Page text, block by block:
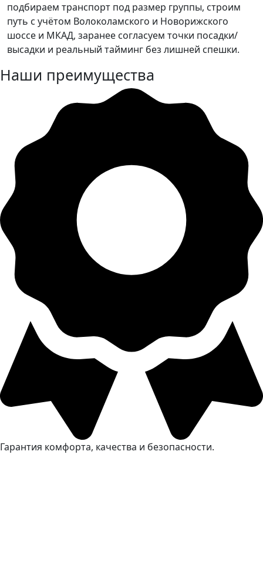
подбираем транспорт под размер группы, строим
путь с учётом Волоколамского и Новорижского
шоссе и МКАД, заранее согласуем точки посадки/
высадки и реальный тайминг без лишней спешки.
Наши преимущества
Гарантия комфорта, качества и безопасности.